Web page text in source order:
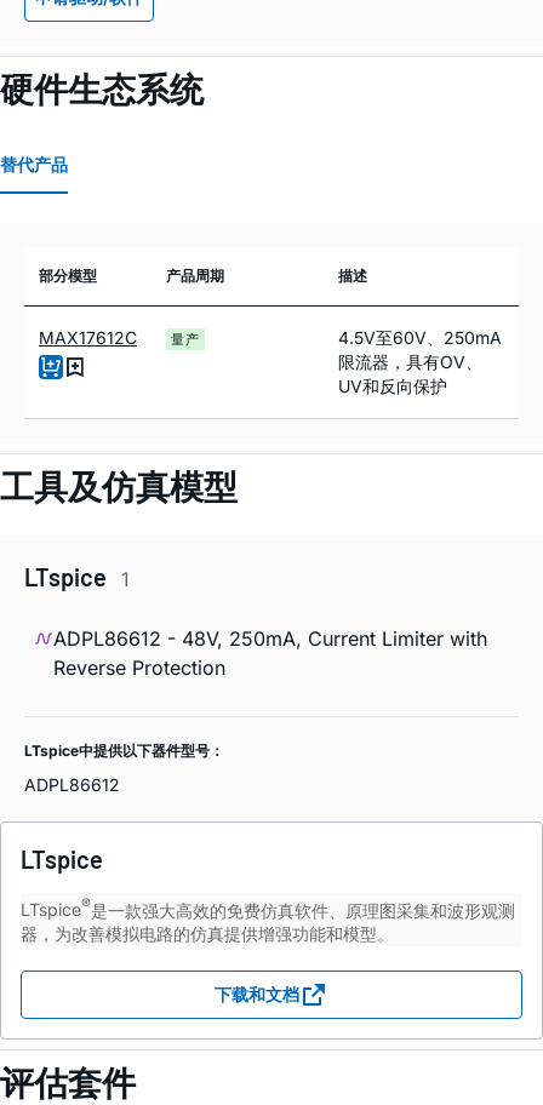
硬件生态系统
替代产品
部分模型 产品周期 描述
MAX17612C 量产
4.5V至60V、250mA
限流器，具有OV、
UV和反向保护
工具及仿真模型
LTspice 1
ADPL86612 - 48V, 250mA, Current Limiter with
Reverse Protection
LTspice中提供以下器件型号：
ADPL86612
LTspice
LTspice®是一款强大高效的免费仿真软件、原理图采集和波形观测
器，为改善模拟电路的仿真提供增强功能和模型。
下载和文档
评估套件